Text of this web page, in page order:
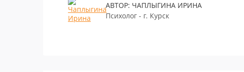
АВТОР: ЧАПЛЫГИНА ИРИНА
Психолог - г. Курск